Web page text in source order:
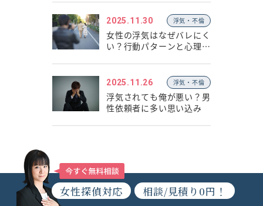
2025.11.30 浮気・不倫
女性の浮気はなぜバレにく
い？行動パターンと心理の
2025.11.26 浮気・不倫
浮気されても俺が悪い？男
性依頼者に多い思い込み
女性探偵対応 相談/見積り0円！